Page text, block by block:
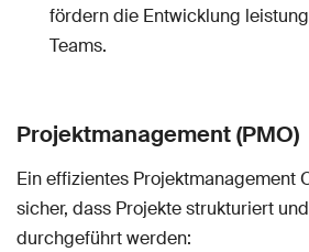
fördern die Entwicklung
Teams.
Projektmanagement (PMO)
Ein effizientes Projektmanagement
sicher, dass Projekte strukturiert
durchgeführt werden: